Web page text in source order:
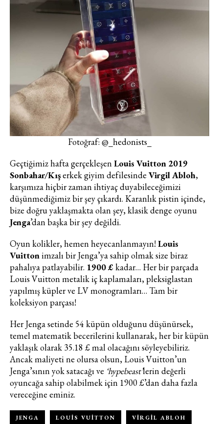
Haftalık E-Bülten
Moda dünyasında neler oluyor? Yeni
fikirler, öne çıkan koleksiyonlar, en
vogue trendler, ünlülerden güzelllik
sırları ve en popüler partilerden
haberdar olmak için haftalık e-
bültenimize kaydolun.
Fotoğraf: @_hedonists_
Geçtiğimiz hafta gerçekleşenLouis Vuitton 2019
Sonbahar/Kışerkek giyim defilesinde Virgil Abloh,
karşımıza hiçbir zaman ihtiyaç duyabileceğimizi
düşünmediğimiz bir şey çıkardı. Karanlık pistin içinde,
bize doğru yaklaşmakta olan şey, klasik denge oyunu
Jenga’dan başka bir şey değildi.
Oyun kolikler, hemen heyecanlanmayın!Louis
Vuittonimzalı bir Jenga’ya sahip olmak size biraz
pahalıya patlayabilir. 1900 £ kadar… Her bir parçada
Louis Vuitton metalik iç kaplamaları, pleksiglastan
yapılmış küpler ve LV monogramları… Tam bir
koleksiyon parçası!
Her Jenga setinde 54 küpün olduğunu düşünürsek,
temel matematik becerilerini kullanarak, her bir küpün
yaklaşık olarak 35.18 £ mal olacağını söyleyebiliriz.
Ancak maliyeti ne olursa olsun, Louis Vuitton’un
Jenga’sının yok satacağı ve ‘hypebeast’lerin değerli
oyuncağa sahip olabilmek için 1900 £’dan daha fazla
vereceğine eminiz.
JENGA LOUIS VUITTON VIRGIL ABLOH